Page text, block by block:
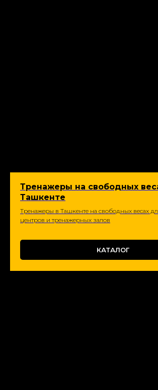
Тренажеры на свободных
Ташкенте
Тренажеры в Ташкенте на свободных весах
центров и тренажерных залов
КАТАЛОГ